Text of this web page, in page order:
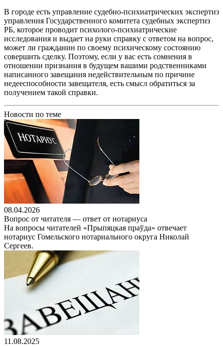
В городе есть управление судебно-психиатрических экспертиз
управления Государственного комитета судебных экспертиз
РБ, которое проводит психолого-психиатрические
исследования и выдает на руки справку с ответом на вопрос,
может ли гражданин по своему психическому состоянию
совершить сделку. Поэтому, если у вас есть сомнения в
отношении признания в будущем вашими родственниками
написанного завещания недействительным по причине
недееспособности завещателя, есть смысл обратиться за
получением такой справки.
Новости по теме
08.04.2026
Вопрос от читателя — ответ от нотариуса
На вопросы читателей «Прыпяцкая праўда» отвечает
нотариус Гомельского нотариального округа Николай
Сергеев.
11.08.2025